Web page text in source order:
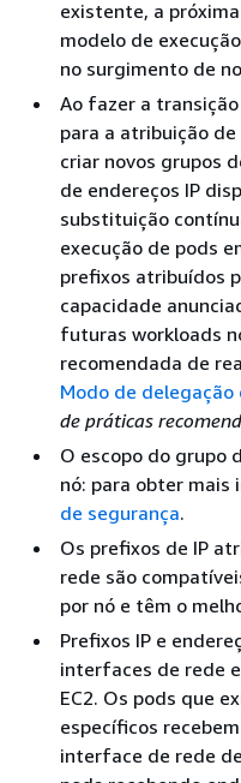
existente, a
modelo de
no surgimento de
Ao fazer a
para a atribuição de
criar novos grupos
de endereços IP
substituição
execução de pods
prefixos atribuídos
capacidade
futuras workloads
recomendada de
Modo de
de práticas
O escopo do grupo
nó: para obter mais
de segurança.
Os prefixos de IP
rede são
por nó e têm o
Prefixos IP e
interfaces de rede
EC2. Os pods que
específicos
interface de rede